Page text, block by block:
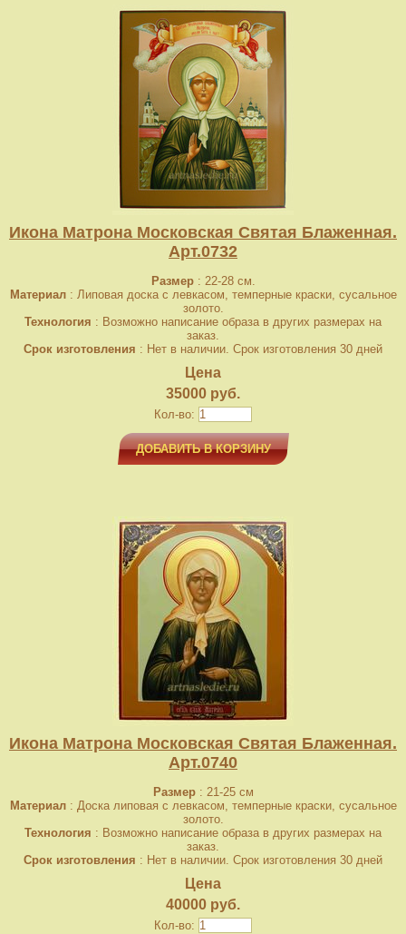
Икона Матрона Московская Святая Блаженная.
Арт.0732
Размер: 22-28 см.
Материал: Липовая доска с левкасом, темперные краски, сусальное
золото.
Технология : Возможно написание образа в других размерах на
заказ.
Срок изготовления : Нет в наличии. Срок изготовления 30 дней
Цена
35000 руб.
Кол-во:
ДОБАВИТЬ В КОРЗИНУ
Икона Матрона Московская Святая Блаженная.
Арт.0740
Размер: 21-25 см
Материал: Доска липовая с левкасом, темперные краски, сусальное
золото.
Технология : Возможно написание образа в других размерах на
заказ.
Срок изготовления : Нет в наличии. Срок изготовления 30 дней
Цена
40000 руб.
Кол-во: